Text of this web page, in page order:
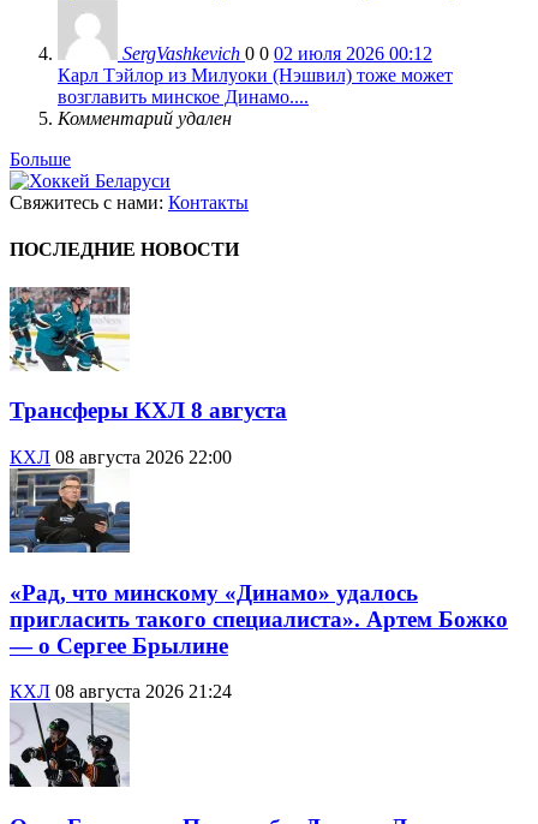
SergVashkevich 0 0 02 июля 2026 00:12
Карл Тэйлор из Милуоки (Нэшвил) тоже может
возглавить минское Динамо....
Комментарий удален
Больше
Свяжитесь с нами: Контакты
ПОСЛЕДНИЕ НОВОСТИ
Трансферы КХЛ 8 августа
КХЛ 08 августа 2026 22:00
«Рад, что минскому «Динамо» удалось
пригласить такого специалиста». Артем Божко
— о Сергее Брылине
КХЛ 08 августа 2026 21:24